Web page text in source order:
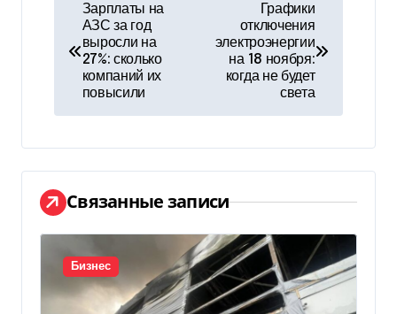
и
г
а
ц
и
я
Зарплаты на
АЗС за год
выросли на
27%: сколько
компаний их
повысили
Графики
отключения
электроэнергии
на 18 ноября:
когда не будет
света
Связанные записи
Бизнес